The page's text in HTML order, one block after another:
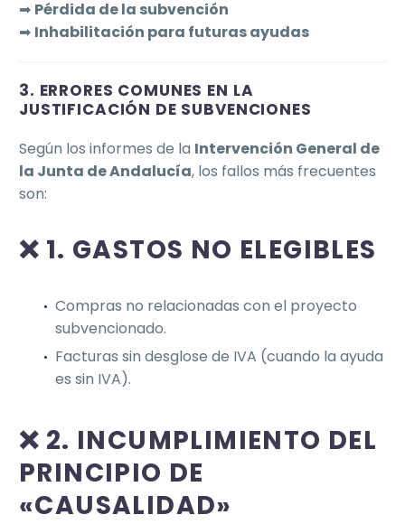
➡ Pérdida de la subvención
➡ Inhabilitación para futuras ayudas
3. ERRORES COMUNES EN LA
JUSTIFICACIÓN DE SUBVENCIONES
Según los informes de la Intervención General de
la Junta de Andalucía, los fallos más frecuentes
son:
❌ 1. GASTOS NO ELEGIBLES
Compras no relacionadas con el proyecto
subvencionado.
Facturas sin desglose de IVA (cuando la ayuda
es sin IVA).
❌ 2. INCUMPLIMIENTO DEL
PRINCIPIO DE
«CAUSALIDAD»